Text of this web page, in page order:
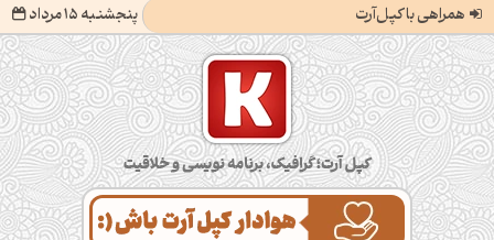
همراهی با کپل‌آرت پنجشنبه 15 مرداد کپل‌آرت؛ گرافیک، برنامه‌نویسی و خلاقیت